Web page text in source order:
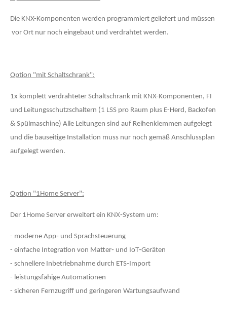
Die KNX-Komponenten werden programmiert geliefert und müssen
vor Ort nur noch eingebaut und verdrahtet werden.
Option "mit Schaltschrank":
1x komplett verdrahteter Schaltschrank mit KNX-Komponenten, FI
und Leitungsschutzschaltern (1 LSS pro Raum plus E-Herd, Backofen
& Spülmaschine) Alle Leitungen sind auf Reihenklemmen aufgelegt
und die bauseitige Installation muss nur noch gemäß Anschlussplan
aufgelegt werden.
Option "1Home Server":
Der 1Home Server erweitert ein KNX‑System um:
- moderne App‑ und Sprachsteuerung
- einfache Integration von Matter‑ und IoT‑Geräten
- schnellere Inbetriebnahme durch ETS‑Import
- leistungsfähige Automationen
- sicheren Fernzugriff und geringeren Wartungsaufwand